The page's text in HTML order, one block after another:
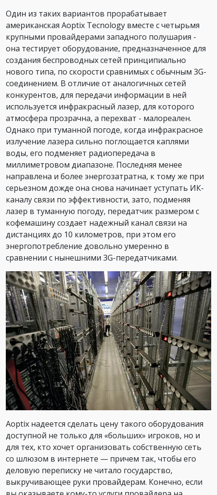
Один из таких вариантов прорабатывает
американская Aoptix Tecnology вместе с четырьмя
крупными провайдерами западного полушария -
она тестирует оборудование, предназначенное для
создания беспроводных сетей принципиально
нового типа, по скорости сравнимых с обычным 3G-
соединением. В отличие от аналогичных сетей
конкурентов, для передачи информации в ней
используется инфракрасный лазер, для которого
атмосфера прозрачна, а перехват - малореален.
Однако при туманной погоде, когда инфракрасное
излучение лазера сильно поглощается каплями
воды, его подменяет радиопередача в
миллиметровом диапазоне. Последняя менее
направлена и более энергозатратна, к тому же при
серьезном дожде она снова начинает уступать ИК-
каналу связи по эффективности, зато, подменяя
лазер в туманную погоду, передатчик размером с
кофемашину создает надежный канал связи на
дистанциях до 10 километров, при этом его
энергопотребление довольно умеренно в
сравнении с нынешними 3G-передатчиками.
Aoptix надеется сделать цену такого оборудования
доступной не только для «больших» игроков, но и
для тех, кто хочет организовать собственную сеть
со шлюзом в интернете — причем так, чтобы его
деловую переписку не читало государство,
выкручивающее руки провайдерам. Конечно, если